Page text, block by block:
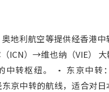
地利航空等提供经香港中
ICN）→维也纳（VIE） 大
中转枢纽。 • 东京中转
京中转的航线，适合对